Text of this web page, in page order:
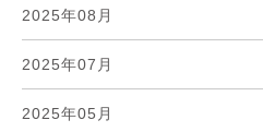
2025年08月
2025年07月
2025年05月